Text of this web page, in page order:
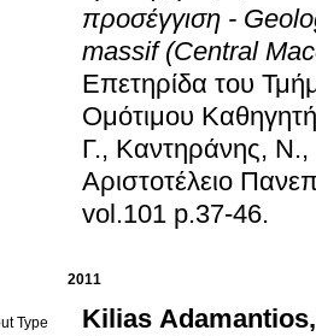
προσέγγιση -
massif (Central
Επετηρίδα του
Ομότιμου
Γ., Καντηράνης,
Αριστοτέλειο
vol.101 p.37-46.
2011
Type Kilias Adamantios